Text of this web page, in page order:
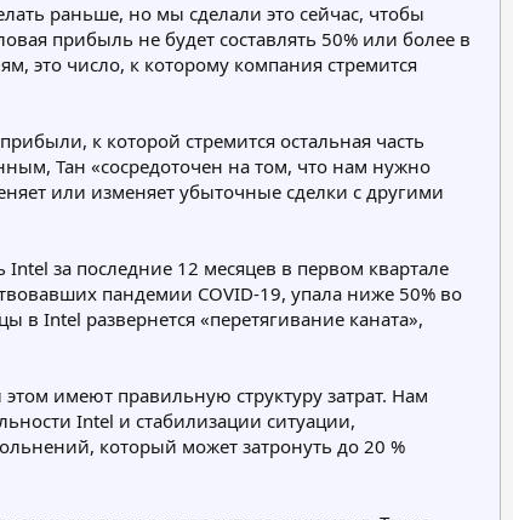
раньше, но мы сделали это сейчас, чтобы
прибыль не будет составлять 50% или более в
это число, к которому компания стремится
к которой стремится остальная часть
Тан «сосредоточен на том, что нам нужно
или изменяет убыточные сделки с другими
за последние 12 месяцев в первом квартале
пандемии COVID-19, упала ниже 50% во
в Intel развернется «перетягивание каната»,
имеют правильную структуру затрат. Нам
Intel и стабилизации ситуации,
который может затронуть до 20 %